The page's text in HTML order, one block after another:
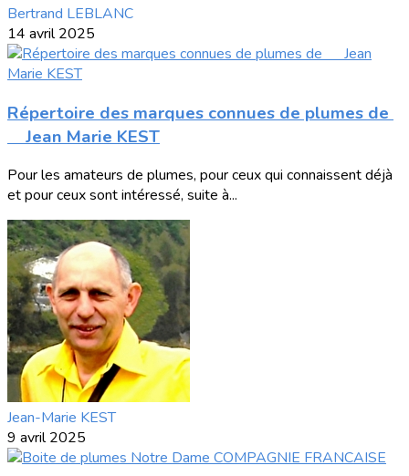
Bertrand LEBLANC
14 avril 2025
Répertoire des marques connues de plumes de
Jean Marie KEST
Pour les amateurs de plumes, pour ceux qui connaissent déjà
et pour ceux sont intéressé, suite à...
Jean-Marie KEST
9 avril 2025